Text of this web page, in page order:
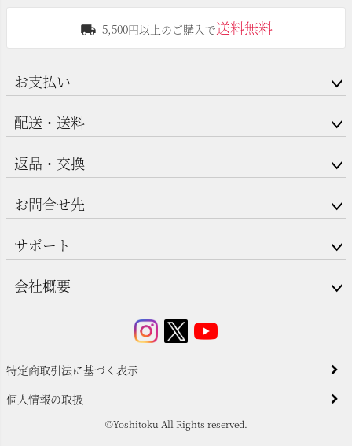
5,500円以上のご購入で送料無料
お支払い
配送・送料
返品・交換
お問合せ先
サポート
会社概要
特定商取引法に基づく表示
個人情報の取扱
©Yoshitoku All Rights reserved.